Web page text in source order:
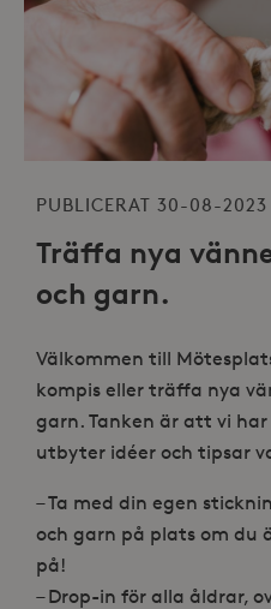
PUBLICERAT 30-08-2023
Träffa nya
och garn.
Välkommen till
kompis eller träffa nya
garn. Tanken är att vi
utbyter idéer och tipsar
– Ta med din egen
och garn på plats om du
på!
– Drop-in för alla åldrar,